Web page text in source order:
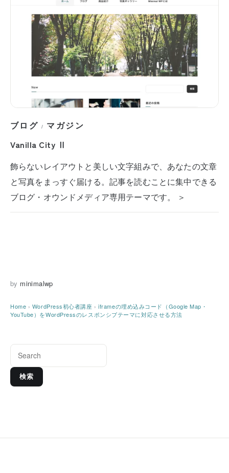
ブログ / マガジン
Vanilla City Ⅱ
飾らないレイアウトと美しい文字組みで、あなたの文章
と写真をまっすぐ届ける。記事を読むことに集中できる
ブログ・オウンドメディア専用テーマです。 ＞
by minimalwp
Home › WordPress初心者講座 ›iframeの埋め込みコード（Google Map・
YouTube）をWordPressのレスポンシブテーマに対応させる方法
検索